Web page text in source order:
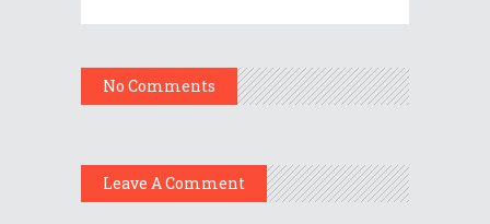
No Comments
Leave A Comment